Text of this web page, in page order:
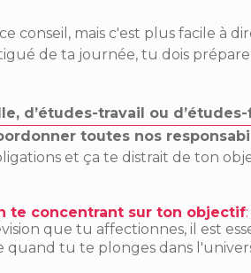
conseil, mais c'est plus facile à
de ta journée, tu dois
d’études-travail ou
toutes nos
et ça te distrait de ton
te concentrant sur ton objectif:
que tu affectionnes, il est
tu te plonges dans